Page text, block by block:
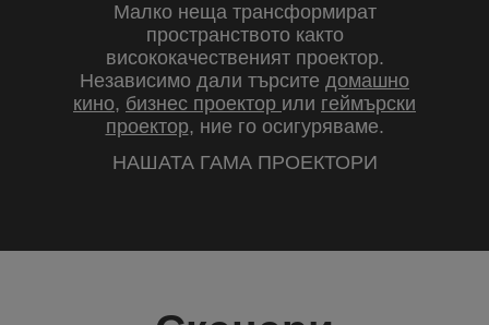
Малко неща трансформират
пространството както
висококачественият проектор.
Независимо дали търсите домашно
кино, бизнес проектор или геймърски
проектор, ние го осигуряваме.
НАШАТА ГАМА ПРОЕКТОРИ